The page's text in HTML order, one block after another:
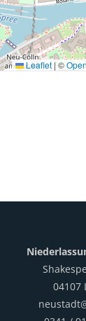
Leaflet | ©
04107